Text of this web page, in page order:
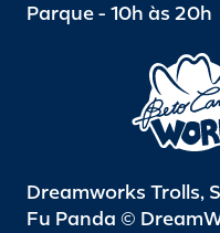
Parque - 10h às 20h
Dreamworks Trolls,
Fu Panda ©